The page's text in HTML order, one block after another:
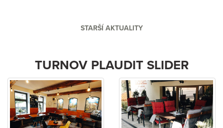
STARŠÍ AKTUALITY
TURNOV PLAUDIT SLIDER